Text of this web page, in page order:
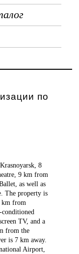
по
8
9 km from
as well as
The property is
km from
TV, and a
from the
is 7 km away.
Airport,